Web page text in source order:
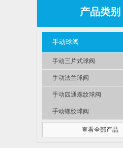
产品类别
手动球阀
手动三片式球阀
手动法兰球阀
手动四通螺纹球阀
手动螺纹球阀
查看全部产品